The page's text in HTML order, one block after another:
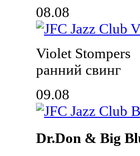
08.08
Violet Stompers
ранний свинг
09.08
Dr.Don & Big